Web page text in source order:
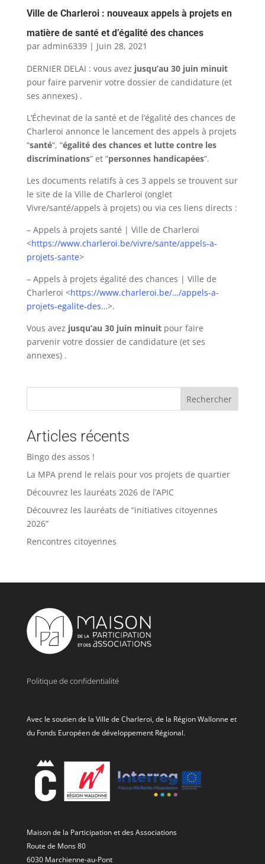
Ville de Charleroi : nouveaux appels à projets en
matière de santé et d’égalité des chances
par admin6339| Juin 28, 2021
DERNIER DELAI : vous avez jusqu’au 30 juin minuit
pour faire parvenir votre dossier de candidature (et
ses annexes) .
L’Échevinat de la santé et de l’égalité des chances de
Charleroi annonce le lancement des appels à projets
“santé“, “égalité des chances et lutte contre les
discriminations” et “personnes handicapées“.
Les documents relatifs à ces 3 appels se trouvent sur
le site de la Ville de Charleroi (onglet
Vivre/santé/appels à projets) ou via ces liens directs :
– Appels à projets santé | Ville de Charleroi
<https://www.charleroi.be/vivre/sante/appels-a-
projets-sante>
– Appels à projets égalité des chances | Ville de
Charleroi <https://www.charleroi.be/…/appels-a-
projets-egalite-des…>.
Vous avez jusqu’au 30 juin minuitpour faire
parvenir votre dossier de candidature (et ses
annexes) .
Rechercher
Articles récents
Bingo des assos !
La MPA prend le relais pour vos projets de quartier
Découvrez les lauréats 2026 de l’APIC
Découvrez les lauréats de “initiatives citoyennes
2026”
Rencontres citoyennes
Politique de confidentialité
Avec le soutien de la Ville de Charleroi, de la Région Wallonne et
du Fonds Européen de développement Régional.
Maison de la Participation et des Associations
Route de Mons 80
6030 Marchienne-au-Pont